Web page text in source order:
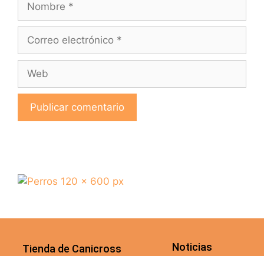
Tienda de Canicross Noticias